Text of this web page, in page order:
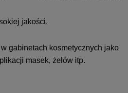
jakości.
gabinetach kosmetycznych jako
masek, żelów itp.